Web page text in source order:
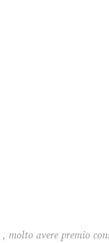
avere premio